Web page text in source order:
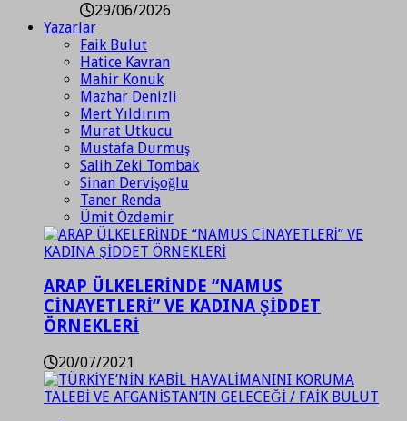
29/06/2026
Yazarlar
Faik Bulut
Hatice Kavran
Mahir Konuk
Mazhar Denizli
Mert Yıldırım
Murat Utkucu
Mustafa Durmuş
Salih Zeki Tombak
Sinan Dervişoğlu
Taner Renda
Ümit Özdemir
ARAP ÜLKELERİNDE “NAMUS
CİNAYETLERİ” VE KADINA ŞİDDET
ÖRNEKLERİ
20/07/2021